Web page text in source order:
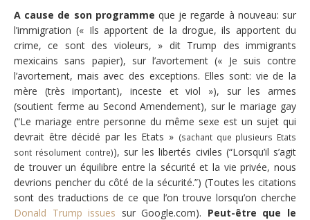
A cause de son programme que je regarde à nouveau: sur
l’immigration (« Ils apportent de la drogue, ils apportent du
crime, ce sont des violeurs, » dit Trump des immigrants
mexicains sans papier), sur l’avortement (« Je suis contre
l’avortement, mais avec des exceptions. Elles sont: vie de la
mère (très important), inceste et viol »), sur les armes
(soutient ferme au Second Amendement), sur le mariage gay
(“Le mariage entre personne du même sexe est un sujet qui
devrait être décidé par les Etats » (sachant que plusieurs Etats
sont résolument contre)), sur les libertés civiles (“Lorsqu’il s’agit
de trouver un équilibre entre la sécurité et la vie privée, nous
devrions pencher du côté de la sécurité.”) (Toutes les citations
sont des traductions de ce que l’on trouve lorsqu’on cherche
Donald Trump issues sur Google.com). Peut-être que le